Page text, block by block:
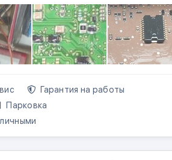
Гарантия на работы
Парковка